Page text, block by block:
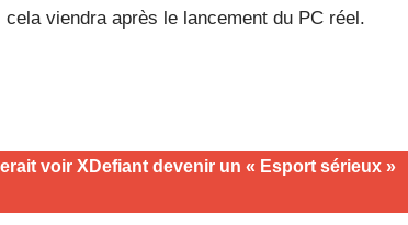
viendra après le lancement du PC réel.
voir XDefiant devenir un « Esport sérieux »